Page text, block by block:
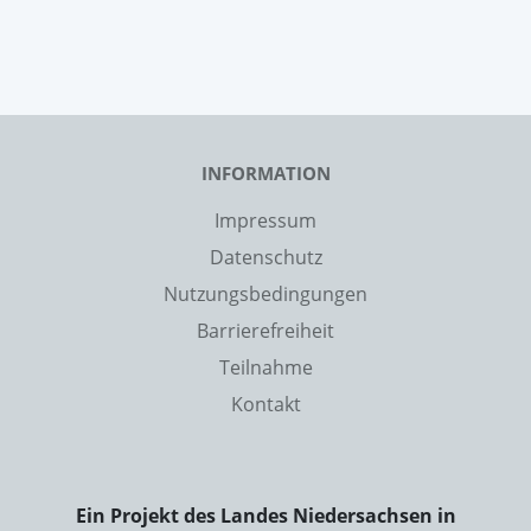
INFORMATION
Impressum
Datenschutz
Nutzungsbedingungen
Barrierefreiheit
Teilnahme
Kontakt
Ein Projekt des Landes Niedersachsen in